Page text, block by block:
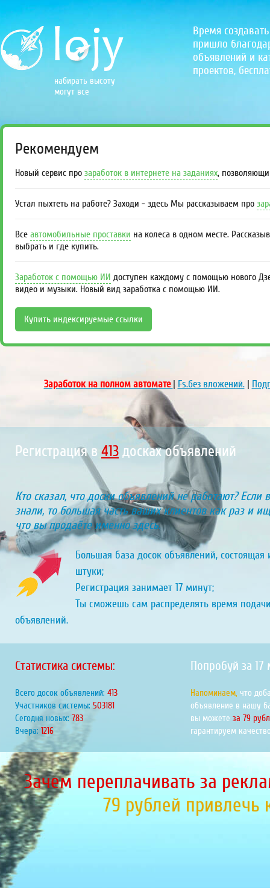
набирать высоту
могут все
Время
пришло
объявлений и
проектов,
Рекомендуем
Новый сервис про заработок в интернете на заданиях,
Устал пыхтеть на работе? Заходи - здесь Мы рассказываем про
Все автомобильные проставки на колеса в одном месте.
выбрать и где купить.
Заработок с помощью ИИ доступен каждому с помощью нового
видео и музыки. Новый вид заработка с помощью ИИ.
Купить индексируемые ссылки
Заработок на полном автомате| Fs.без вложений.|
Регистрация в 455 досках объявлений
Кто сказал, что доски объявлений не работают? Если
знали, то большая часть ваших клиентов как раз и
что вы продаёте именно здесь.
Большая база досок объявлений, состоящая
штуки;
Регистрация занимает 17 минут;
Ты сможешь сам распределять время
объявлений.
Статистика системы:
Всего досок объявлений: 455
Участников системы: 554316
Сегодня новых: 863
Вчера: 1339
Попробуй за 17
Напоминаем, что
объявление в нашу
вы можете за 79
гарантируем
Зачем переплачивать за
79 рублей